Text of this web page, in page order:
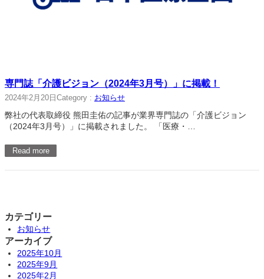
専門誌「介護ビジョン（2024年3月号）」に掲載！
2024年2月20日 Category : お知らせ
弊社の代表取締役 熊田圭佑の記事が業界専門誌の「介護ビジョン
（2024年3月号）」に掲載されました。 「医療・…
Read more
カテゴリー
お知らせ
アーカイブ
2025年10月
2025年9月
2025年2月